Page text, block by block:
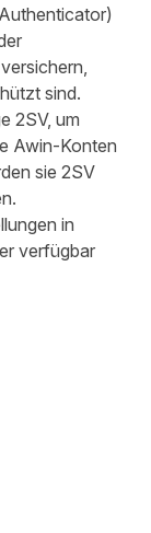
sind.
2SV, um
Awin-Konten
sie 2SV
in
verfügbar